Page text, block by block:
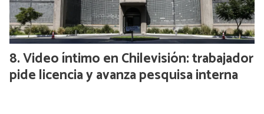
Video íntimo en Chilevisión: trabajador
pide licencia y avanza pesquisa interna